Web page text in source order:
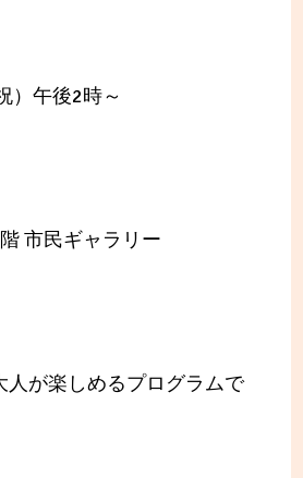
）午後2時～
市民ギャラリー
人が楽しめるプログラムで